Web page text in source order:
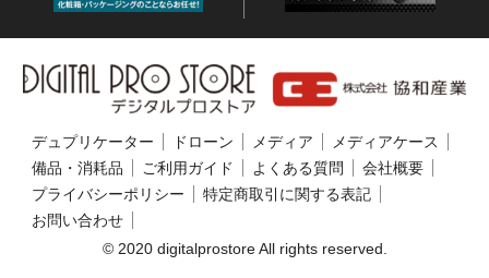
デュプリケーター ドローン メディア
メディアケース
備品・消耗品
ご利用ガイド よくある質問
会社概要
プライバシーポリシー
特定商取引に関する表記
お問い合わせ
© 2020 digitalprostore All rights reserved.